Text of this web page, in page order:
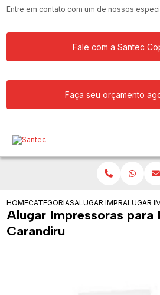
Entre em contato com um de nossos
Fale com a Santec
Faça seu orçamento
HOMECATEGORIASALUGAR IMPRESSORA
ALUGAR
Alugar Impressoras para
Carandiru